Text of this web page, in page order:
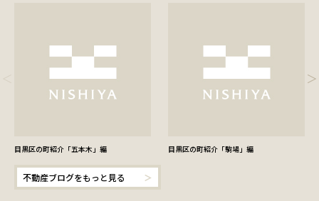
目黒区の町紹介「五本木」編 目黒区の町紹介「駒場」編
不動産ブログをもっと見る